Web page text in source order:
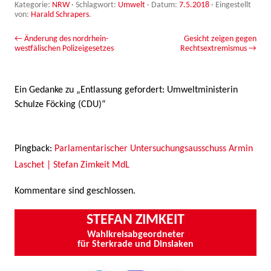
Kategorie: NRW· Schlagwort: Umwelt · Datum: 7.5.2018 · Eingestellt
von: Harald Schrapers.
Beitrags-Navigation
← Änderung des nordrhein-
westfälischen Polizeigesetzes
Gesicht zeigen gegen
Rechtsextremismus →
Ein Gedanke zu „Entlassung gefordert: Umweltministerin
Schulze Föcking (CDU)“
Pingback: Parlamentarischer Untersuchungsausschuss Armin
Laschet | Stefan Zimkeit MdL
Kommentare sind geschlossen.
STEFAN ZIMKEIT
Wahlkreisabgeordneter
für Sterkrade und Dinslaken